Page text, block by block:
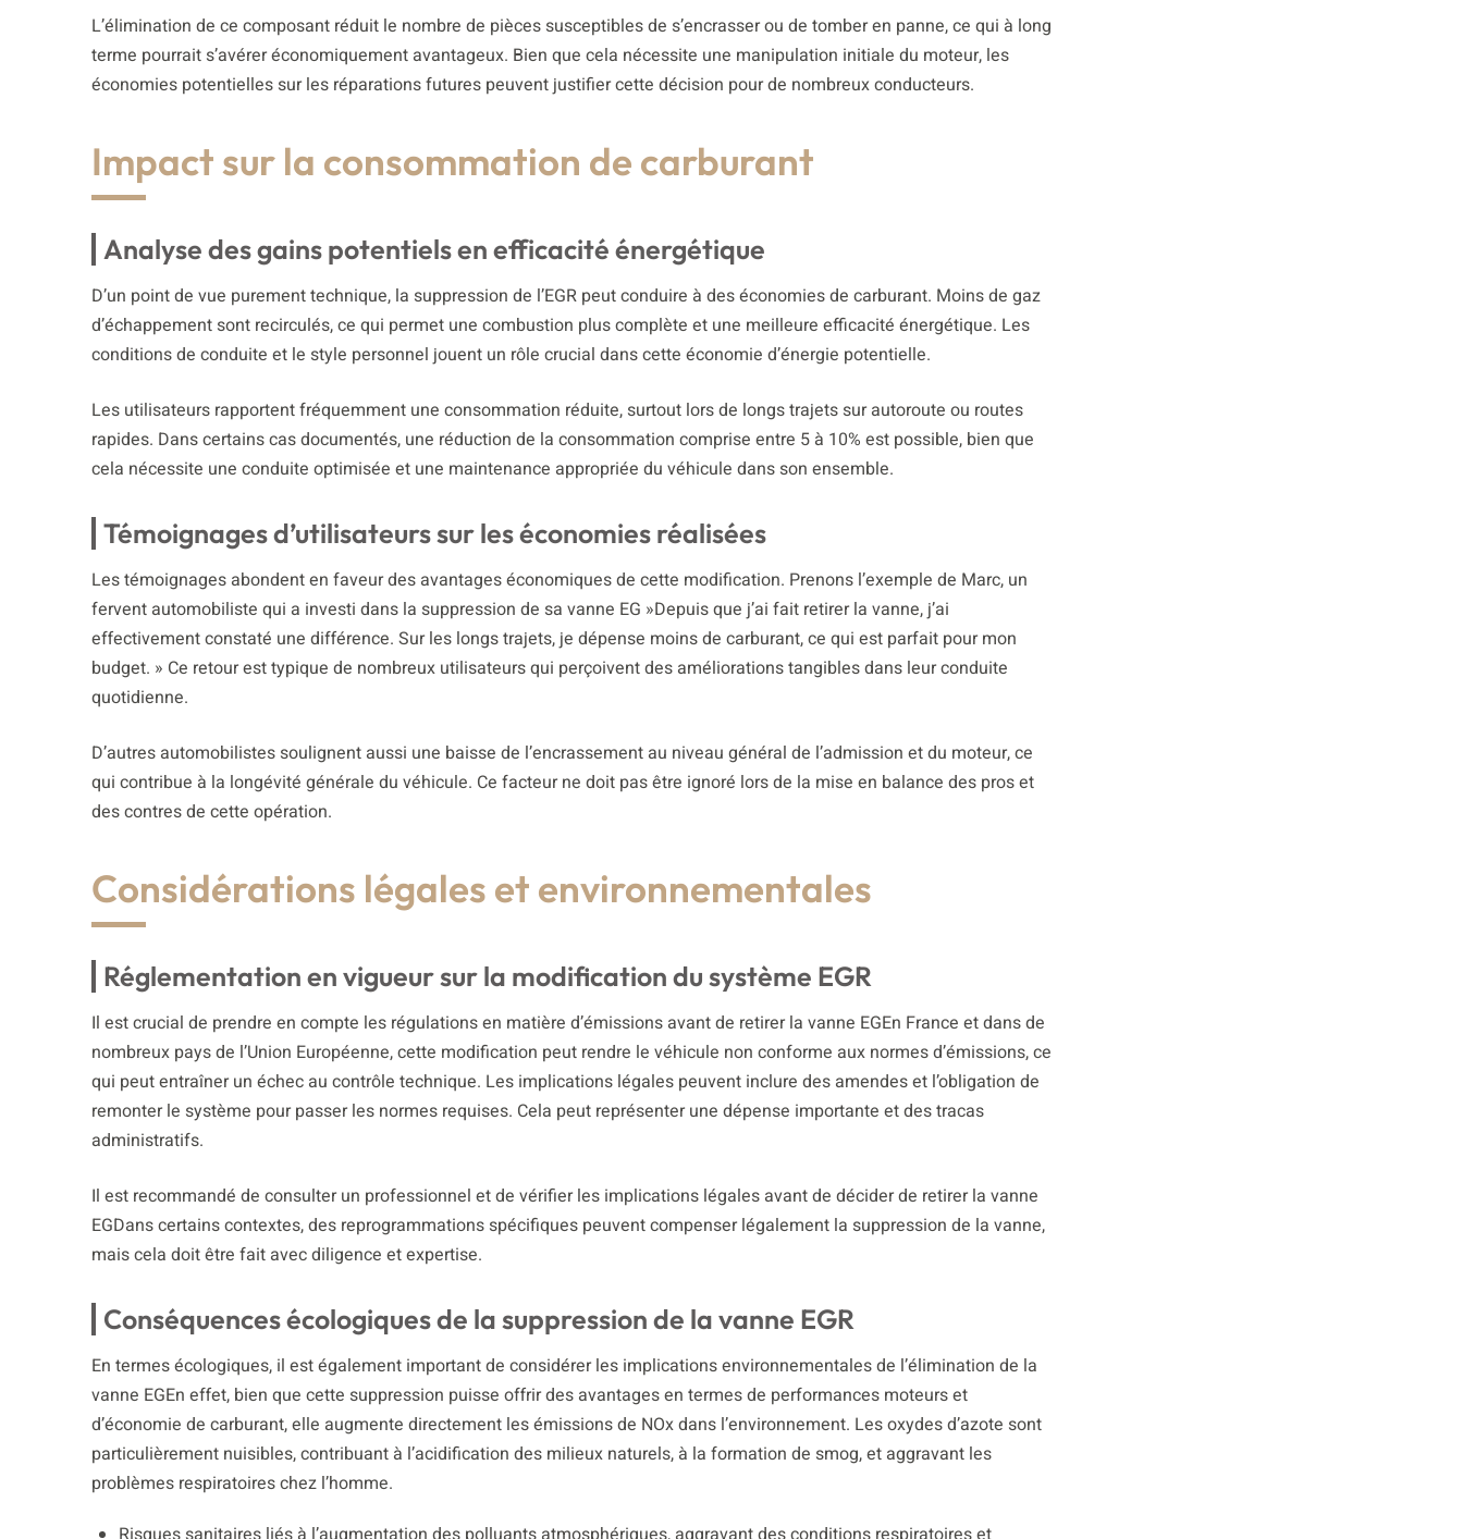
L’élimination de ce composant réduit le nombre de pièces susceptibles de s’encrasser ou de tomber en panne, ce qui à long
terme pourrait s’avérer économiquement avantageux. Bien que cela nécessite une manipulation initiale du moteur, les
économies potentielles sur les réparations futures peuvent justifier cette décision pour de nombreux conducteurs.
Impact sur la consommation de carburant
Analyse des gains potentiels en efficacité énergétique
D’un point de vue purement technique, la suppression de l’EGR peut conduire à des économies de carburant. Moins de gaz
d’échappement sont recirculés, ce qui permet une combustion plus complète et une meilleure efficacité énergétique. Les
conditions de conduite et le style personnel jouent un rôle crucial dans cette économie d’énergie potentielle.
Les utilisateurs rapportent fréquemment une consommation réduite, surtout lors de longs trajets sur autoroute ou routes
rapides. Dans certains cas documentés, une réduction de la consommation comprise entre 5 à 10% est possible, bien que
cela nécessite une conduite optimisée et une maintenance appropriée du véhicule dans son ensemble.
Témoignages d’utilisateurs sur les économies réalisées
Les témoignages abondent en faveur des avantages économiques de cette modification. Prenons l’exemple de Marc, un
fervent automobiliste qui a investi dans la suppression de sa vanne EG »Depuis que j’ai fait retirer la vanne, j’ai
effectivement constaté une différence. Sur les longs trajets, je dépense moins de carburant, ce qui est parfait pour mon
budget. » Ce retour est typique de nombreux utilisateurs qui perçoivent des améliorations tangibles dans leur conduite
quotidienne.
D’autres automobilistes soulignent aussi une baisse de l’encrassement au niveau général de l’admission et du moteur, ce
qui contribue à la longévité générale du véhicule. Ce facteur ne doit pas être ignoré lors de la mise en balance des pros et
des contres de cette opération.
Considérations légales et environnementales
Réglementation en vigueur sur la modification du système EGR
Il est crucial de prendre en compte les régulations en matière d’émissions avant de retirer la vanne EGEn France et dans de
nombreux pays de l’Union Européenne, cette modification peut rendre le véhicule non conforme aux normes d’émissions, ce
qui peut entraîner un échec au contrôle technique. Les implications légales peuvent inclure des amendes et l’obligation de
remonter le système pour passer les normes requises. Cela peut représenter une dépense importante et des tracas
administratifs.
Il est recommandé de consulter un professionnel et de vérifier les implications légales avant de décider de retirer la vanne
EGDans certains contextes, des reprogrammations spécifiques peuvent compenser légalement la suppression de la vanne,
mais cela doit être fait avec diligence et expertise.
Conséquences écologiques de la suppression de la vanne EGR
En termes écologiques, il est également important de considérer les implications environnementales de l’élimination de la
vanne EGEn effet, bien que cette suppression puisse offrir des avantages en termes de performances moteurs et
d’économie de carburant, elle augmente directement les émissions de NOx dans l’environnement. Les oxydes d’azote sont
particulièrement nuisibles, contribuant à l’acidification des milieux naturels, à la formation de smog, et aggravant les
problèmes respiratoires chez l’homme.